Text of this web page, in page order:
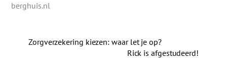
berghuis.nl
Zorgverzekering kiezen: waar let je op?
Rick is afgestudeerd!